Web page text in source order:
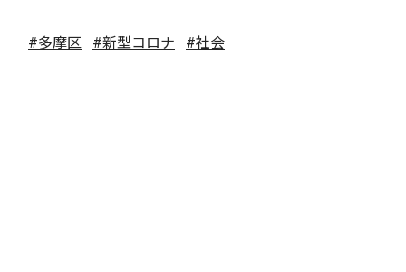
#多摩区 #新型コロナ #社会